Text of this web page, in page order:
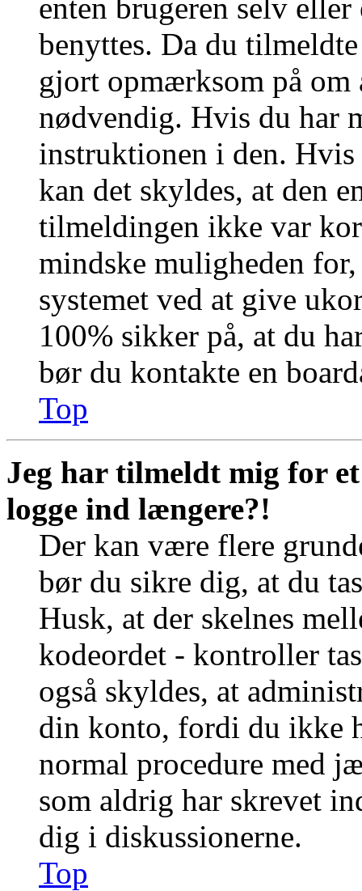
enten brugeren selv
benyttes. Da du
gjort opmærksom på
nødvendig. Hvis du har
instruktionen i den.
kan det skyldes, at den
tilmeldingen ikke var
mindske muligheden
systemet ved at give
100% sikker på, at du
bør du kontakte en
Top
Jeg har tilmeldt mig for
logge ind længere?!
Der kan være flere
bør du sikre dig, at du
Husk, at der skelnes
kodeordet - kontroller
også skyldes, at
din konto, fordi du ikke
normal procedure med
som aldrig har skrevet
dig i diskussionerne.
Top